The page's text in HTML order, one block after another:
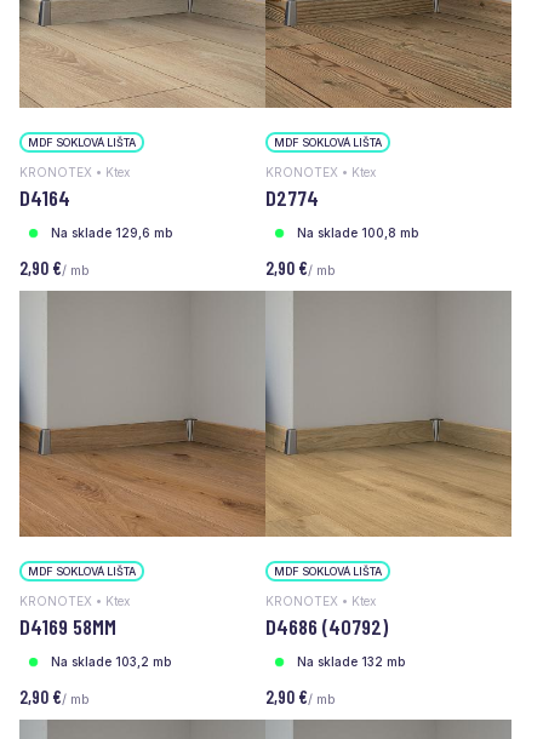
MDF SOKLOVÁ LIŠTA
KRONOTEX • Ktex
D4164
Na sklade 129,6 mb
2,90 €/ mb
MDF SOKLOVÁ LIŠTA
KRONOTEX • Ktex
D2774
Na sklade 100,8 mb
2,90 €/ mb
MDF SOKLOVÁ LIŠTA
KRONOTEX • Ktex
D4169 58MM
Na sklade 103,2 mb
2,90 €/ mb
MDF SOKLOVÁ LIŠTA
KRONOTEX • Ktex
D4686 (40792)
Na sklade 132 mb
2,90 €/ mb